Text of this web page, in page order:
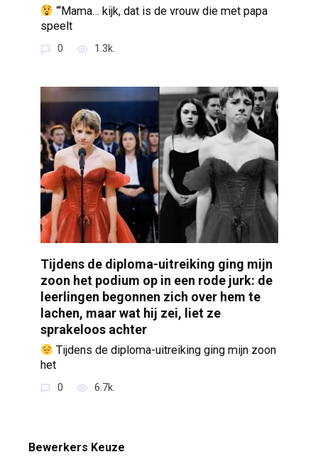
“‘Mama… kijk, dat is de vrouw die met papa
speelt
0 1.3k.
Tijdens de diploma-uitreiking ging mijn
zoon het podium op in een rode jurk: de
leerlingen begonnen zich over hem te
lachen, maar wat hij zei, liet ze
sprakeloos achter
Tijdens de diploma-uitreiking ging mijn zoon
het
0 6.7k.
Bewerkers Keuze